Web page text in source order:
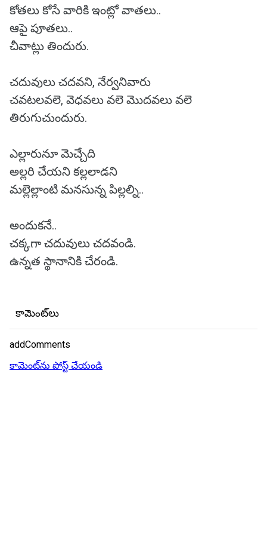
కోతలు కోసే వారికి ఇంట్లో వాతలు..
ఆపై పూతలు..
చీవాట్లు తిందురు.
చదువులు చదవని, నేర్వనివారు
చవటలవలె, వెధవలు వలె మొదవలు వలె
తిరుగుచుందురు.
ఎల్లారునూ మెచ్చేది
అల్లరి చేయని కల్లలాడని
మల్లెల్లాంటి మనసున్న పిల్లల్ని..
అందుకనే..
చక్కగా చదువులు చదవండి.
ఉన్నత స్థానానికి చేరండి.
కామెంట్‌లు
addComments
కామెంట్‌ను పోస్ట్ చేయండి